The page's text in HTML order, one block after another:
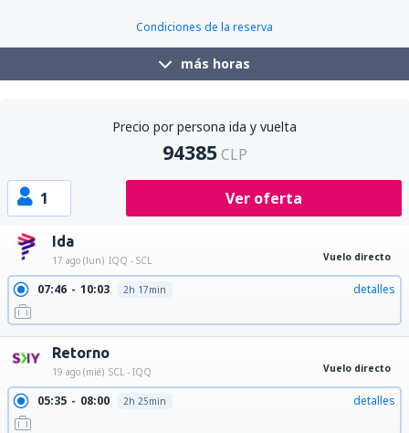
Condiciones de la reserva
más horas
Precio por persona ida y vuelta
94385 CLP
1 Ver oferta
Ida
17 ago (lun) IQQ - SCL Vuelo directo
07:46 10:03 2h 17min detalles
Retorno
19 ago (mié) SCL - IQQ Vuelo directo
05:35 08:00 2h 25min detalles